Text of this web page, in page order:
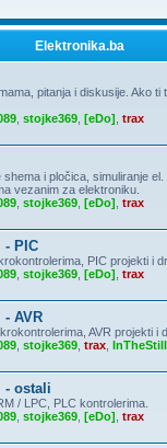
Elektronika.ba
pitanja i diskusije. Ako ti
stojke369 [eDo] trax
shema i pločica, simuliranje
vezanim za elektroniku.
stojke369 [eDo] trax
- PIC
PIC projekti i
stojke369 [eDo] trax
AVR
AVR projekti i
stojke369 trax
- ostali
/ LPC, PLC kontrolerima.
stojke369 [eDo] trax